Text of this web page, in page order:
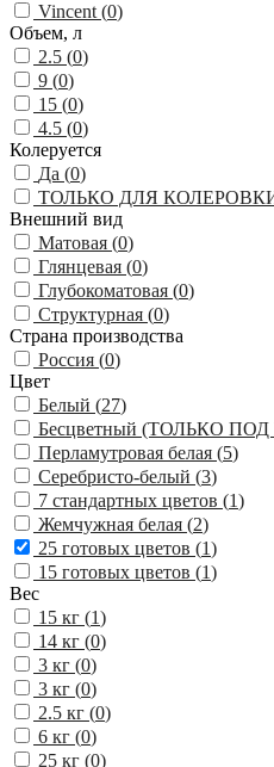
Vincent (0)
Объем, л
2.5 (0)
9 (0)
15 (0)
4.5 (0)
Колеруется
Да (0)
ТОЛЬКО ДЛЯ
Внешний вид
Матовая (0)
Глянцевая (0)
Глубокоматовая (0)
Структурная (0)
Страна производства
Россия (0)
Цвет
Белый (27)
Бесцветный (ТОЛЬКО
Перламутровая белая (5)
Серебристо-белый (3)
7 стандартных цветов (1)
Жемчужная белая (2)
25 готовых цветов (1)
15 готовых цветов (1)
Вес
15 кг (1)
14 кг (0)
3 кг (0)
3 кг (0)
2.5 кг (0)
6 кг (0)
25 кг (0)